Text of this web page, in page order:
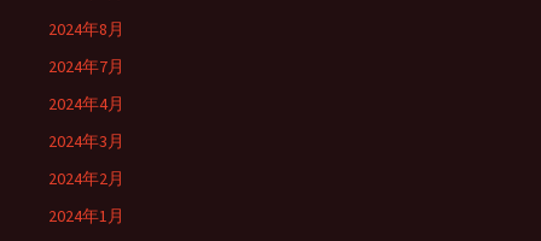
2024年8月
2024年7月
2024年4月
2024年3月
2024年2月
2024年1月